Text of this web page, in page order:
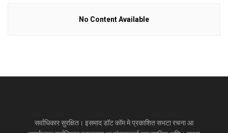
(दीपा झा साहित्‍यक क्षेत्र मे उतरल नव कवियत्रि‍ छथि‍ । नव वर्षक अवसर
No Content Available
सर्वाधिकार सुरक्षित। इसमाद डॉट कॉम मे प्रकाशित सभटा रचना आ